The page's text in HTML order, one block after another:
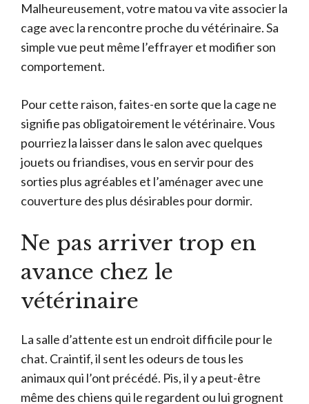
Malheureusement, votre matou va vite associer la
cage avec la rencontre proche du vétérinaire. Sa
simple vue peut même l’effrayer et modifier son
comportement.
Pour cette raison, faites-en sorte que la cage ne
signifie pas obligatoirement le vétérinaire. Vous
pourriez la laisser dans le salon avec quelques
jouets ou friandises, vous en servir pour des
sorties plus agréables et l’aménager avec une
couverture des plus désirables pour dormir.
Ne pas arriver trop en
avance chez le
vétérinaire
La salle d’attente est un endroit difficile pour le
chat. Craintif, il sent les odeurs de tous les
animaux qui l’ont précédé. Pis, il y a peut-être
même des chiens qui le regardent ou lui grognent